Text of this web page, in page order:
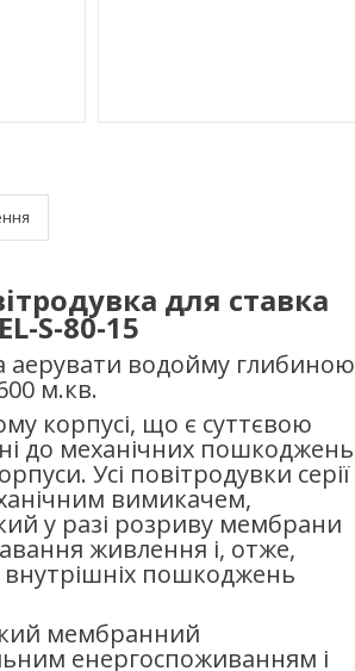
для ставка
S-80-15
аерувати водойму глибиною
м.кв.
корпусі, що є суттєвою
до механічних пошкоджень
Усі повітродувки серії
вимикачем,
у разі розриву мембрани
живлення і, отже,
внутрішніх пошкоджень
мембранний
енергоспоживанням і